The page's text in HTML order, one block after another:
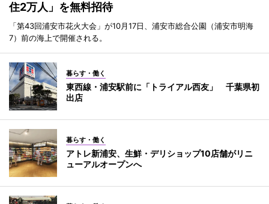
住2万人」を無料招待
「第43回浦安市花火大会」が10月17日、浦安市総合公園（浦安市明海
7）前の海上で開催される。
暮らす・働く
東西線・浦安駅前に「トライアル西友」 千葉県初
出店
暮らす・働く
アトレ新浦安、生鮮・デリショップ10店舗がリニ
ューアルオープンへ